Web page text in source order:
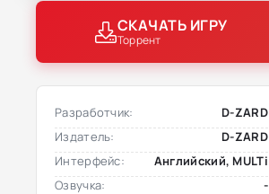
СКАЧАТЬ ИГРУ
Торрент
Разработчик:
D-ZARD
Издатель:
D-ZARD
Интерфейс:
Английский, MULTi
Озвучка:
-